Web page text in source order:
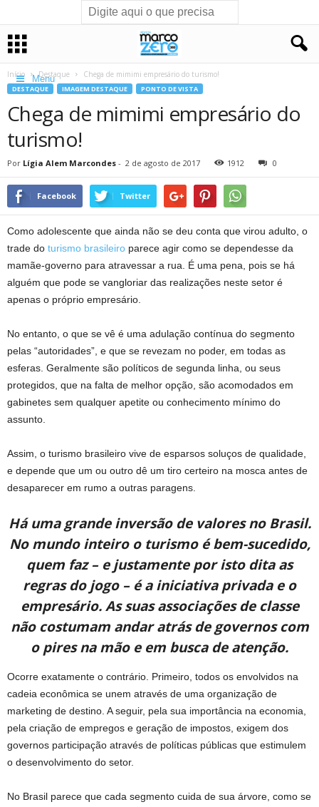
Menu
Início Destaque Chega de mimimi empresário do turismo!
DESTAQUE IMAGEM DESTAQUE PONTO DE VISTA
Chega de mimimi empresário do
turismo!
Por Lígia Alem Marcondes - 2 de agosto de 2017 1912 0
Facebook Twitter
Como adolescente que ainda não se deu conta que virou adulto, o
trade do turismo brasileiro parece agir como se dependesse da
mamãe-governo para atravessar a rua. É uma pena, pois se há
alguém que pode se vangloriar das realizações neste setor é
apenas o próprio empresário.
No entanto, o que se vê é uma adulação contínua do segmento
pelas “autoridades”, e que se revezam no poder, em todas as
esferas. Geralmente são políticos de segunda linha, ou seus
protegidos, que na falta de melhor opção, são acomodados em
gabinetes sem qualquer apetite ou conhecimento mínimo do
assunto.
Assim, o turismo brasileiro vive de esparsos soluços de qualidade,
e depende que um ou outro dê um tiro certeiro na mosca antes de
desaparecer em rumo a outras paragens.
Há uma grande inversão de valores no Brasil.
No mundo inteiro o turismo é bem-sucedido,
quem faz – e justamente por isto dita as
regras do jogo – é a iniciativa privada e o
empresário. As suas associações de classe
não costumam andar atrás de governos com
o pires na mão e em busca de atenção.
Ocorre exatamente o contrário. Primeiro, todos os envolvidos na
cadeia econômica se unem através de uma organização de
marketing de destino. A seguir, pela sua importância na economia,
pela criação de empregos e geração de impostos, exigem dos
governos participação através de políticas públicas que estimulem
o desenvolvimento do setor.
No Brasil parece que cada segmento cuida de sua árvore, como se